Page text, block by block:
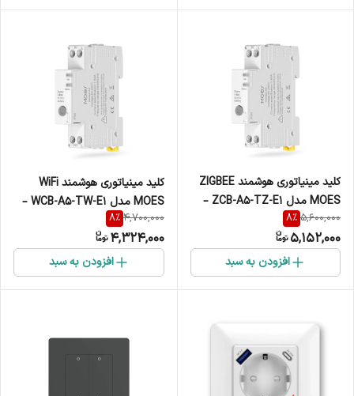
کلید مینیاتوری هوشمند ZIGBEE
MOES مدل ZCB-A5-TZ-E1 –
کنترل مصرف برق و حفاظت
هوشمند
5,600,000
8%
5,152,000
افزودن به سبد
کلید مینیاتوری هوشمند WiFi
MOES مدل WCB-A5-TW-E1 –
کنترل مصرف برق و حفاظت
هوشمند
4,700,000
8%
4,324,000
افزودن به سبد